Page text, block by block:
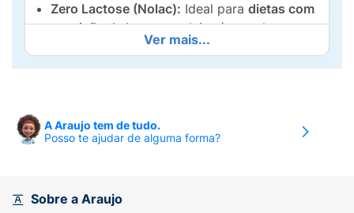
Zero Lactose (Nolac): Ideal para dietas com
restrição de lactose, o leite é tratado com a
enzima lactase para quebrar a lactose,
garantindo uma digestão fácil e sem
Mantém o teor de gordura e os nutrientes
Fonte de Cálcio:
Ver mais...
A Araujo tem de tudo.
Posso te ajudar de alguma forma?
Sobre a Araujo